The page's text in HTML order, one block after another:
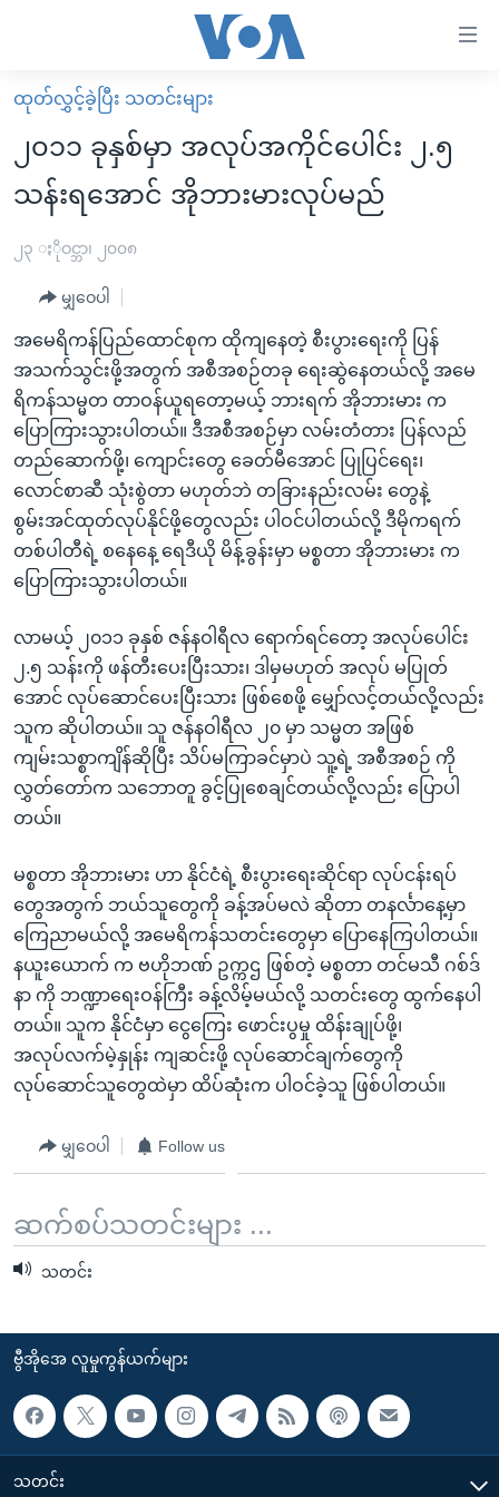
လွယ်ကူ
စေ
သည့်
များ
အကြောင်းအရာ
ကျော်
ကြည့်
ညွန်း
စာမျက်နှာ
ရန်
နေရာ
ရန်
မူလစာမျက်နှာ
မြန်မာ
ကမ္ဘာ့သတင်းများ
နိုင်ငံတကာ
အစ္စရေး-ပါလက်စတိုင်း
ဗွီဒီယို
ရပ်ဝန်းတခု လမ်းတခု အလွန်
အင်္ဂလိပ်စာလေ့လာမယ်
အမေရိကန်သုံးအီဒီယံ
မကြေးမုံရဲ့ အင်္ဂလိပ်စာ
ရုပ်ရှင်ထဲက အင်္ဂလိပ်စာ
သုတပဒေသာ အင်္ဂလိပ်စာ
အပတ်စဉ်ကဏ္ဍများ
ရေဒီယို
တီဗွီ
ရေဒီယိုနှင့်ရုပ်သံ အချက်အလက်များ
ရေဒီယို/တီဗွီအစီအစဉ်
Learning English
ဗွီအိုအေ လူမှုကွန်ယက်များ
ဘာသာစကားများ
ထုတ်လွှင့်ခဲ့ပြီး သတင်းများ
၂၀၁၁ ခုနှစ်မှာ အလုပ်အကိုင်ပေါင်း ၂.၅
သန်းရအောင် အိုဘားမားလုပ်မည်
၂၃ ႏိုဝင္ဘာ၊ ၂၀၀၈
မျှဝေပါ
အမေရိကန်ပြည်ထောင်စုက ထိုကျနေတဲ့ စီးပွားရေးကို ပြန်
အသက်သွင်းဖို့အတွက် အစီအစဉ်တခု ရေးဆွဲနေတယ်လို့ အမေ
ရိကန်သမ္မတ တာဝန်ယူရတော့မယ့် ဘားရက် အိုဘားမား က
ပြောကြားသွားပါတယ်။ ဒီအစီအစဉ်မှာ လမ်းတံတား ပြန်လည်
တည်ဆောက်ဖို့၊ ကျောင်းတွေ ခေတ်မီအောင် ပြုပြင်ရေး၊
လောင်စာဆီ သုံးစွဲတာ မဟုတ်ဘဲ တခြားနည်းလမ်း တွေနဲ့
စွမ်းအင်ထုတ်လုပ်နိုင်ဖို့တွေလည်း ပါဝင်ပါတယ်လို့ ဒီမိုကရက်
တစ်ပါတီရဲ့ စနေနေ့ ရေဒီယို မိန့်ခွန်းမှာ မစ္စတာ အိုဘားမား က
ပြောကြားသွားပါတယ်။
လာမယ့် ၂၀၁၁ ခုနှစ် ဇန်နဝါရီလ ရောက်ရင်တော့ အလုပ်ပေါင်း
၂.၅ သန်းကို ဖန်တီးပေးပြီးသား၊ ဒါမှမဟုတ် အလုပ် မပြုတ်
အောင် လုပ်ဆောင်ပေးပြီးသား ဖြစ်စေဖို့ မျှော်လင့်တယ်လို့လည်း
သူက ဆိုပါတယ်။ သူ ဇန်နဝါရီလ ၂၀ မှာ သမ္မတ အဖြစ်
ကျမ်းသစ္စာကျိန်ဆိုပြီး သိပ်မကြာခင်မှာပဲ သူ့ရဲ့ အစီအစဉ် ကို
လွှတ်တော်က သဘောတူ ခွင့်ပြုစေချင်တယ်လို့လည်း ပြောပါ
တယ်။
မစ္စတာ အိုဘားမား ဟာ နိုင်ငံရဲ့ စီးပွားရေးဆိုင်ရာ လုပ်ငန်းရပ်
တွေအတွက် ဘယ်သူတွေကို ခန့်အပ်မလဲ ဆိုတာ တနင်္လာနေ့မှာ
ကြေညာမယ်လို့ အမေရိကန်သတင်းတွေမှာ ပြောနေကြပါတယ်။
နယူးယောက် က ဗဟိုဘဏ် ဥက္ကဌ ဖြစ်တဲ့ မစ္စတာ တင်မသီ ဂစ်ဒ်
နာ ကို ဘဏ္ဍာရေးဝန်ကြီး ခန့်လိမ့်မယ်လို့ သတင်းတွေ ထွက်နေပါ
တယ်။ သူက နိုင်ငံမှာ ငွေကြေး ဖောင်းပွမှု ထိန်းချုပ်ဖို့၊
အလုပ်လက်မဲ့နှုန်း ကျဆင်းဖို့ လုပ်ဆောင်ချက်တွေကို
လုပ်ဆောင်သူတွေထဲမှာ ထိပ်ဆုံးက ပါဝင်ခဲ့သူ ဖြစ်ပါတယ်။
မျှဝေပါ Follow us
ဆက်စပ်သတင်းများ ...
သတင်း
ဗွီအိုအေ လူမှုကွန်ယက်များ
သတင်း